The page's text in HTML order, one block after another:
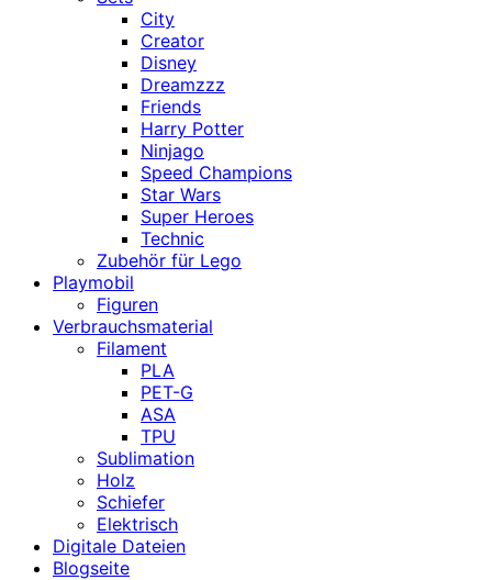
City
Creator
Disney
Dreamzzz
Friends
Harry Potter
Ninjago
Speed Champions
Star Wars
Super Heroes
Technic
Zubehör für Lego
Playmobil
Figuren
Verbrauchsmaterial
Filament
PLA
PET-G
ASA
TPU
Sublimation
Holz
Schiefer
Elektrisch
Digitale Dateien
Blogseite